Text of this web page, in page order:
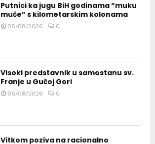
Putnici ka jugu BiH godinama “muku
muče” s kilometarskim kolonama
08/08/2026 0
Visoki predstavnik u samostanu sv.
Franje u Gučoj Gori
08/08/2026 0
Vitkom poziva na racionalno